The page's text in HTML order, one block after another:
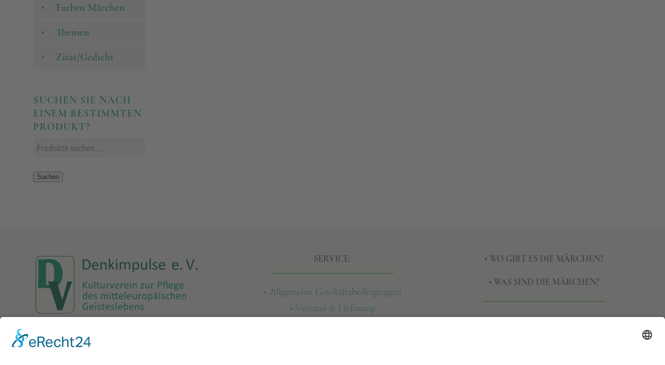
Farben Märchen
Themen
Zitat/Gedicht
SUCHEN SIE NACH
EINEM BESTIMMTEN
PRODUKT?
Suchen
SERVICE:
• Allgemeine Geschäftsbedingungen
• Versand & Lieferung
• WO GIBT ES DIE MÄRCHEN?
• WAS SIND DIE MÄRCHEN?